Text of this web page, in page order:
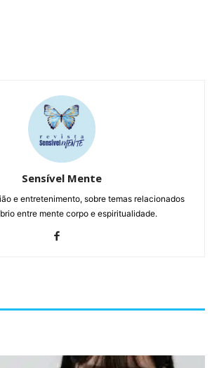
Sensível Mente
e entretenimento, sobre temas relacionados
entre mente corpo e espiritualidade.